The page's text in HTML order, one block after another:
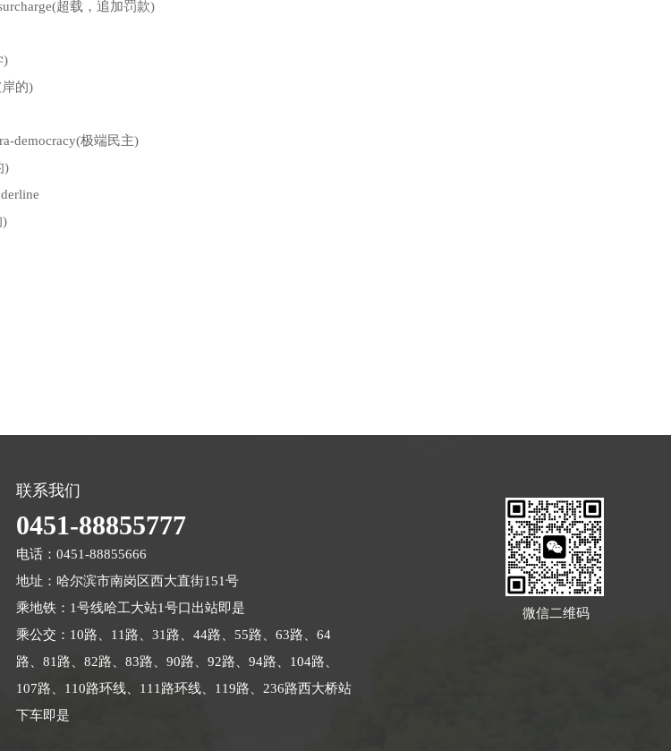
超载，追加罚款)
)
岸的)
democracy(极端民主)
)
)
联系我们
0451-88855777
电话：0451-88855666
地址：哈尔滨市南岗区西大直街151号
乘地铁：1号线哈工大站1号口出站即是
乘公交：10路、11路、31路、44路、55路、63路、64
路、81路、82路、83路、90路、92路、94路、104路、
107路、110路环线、111路环线、119路、236路西大桥站
下车即是
微信二维码